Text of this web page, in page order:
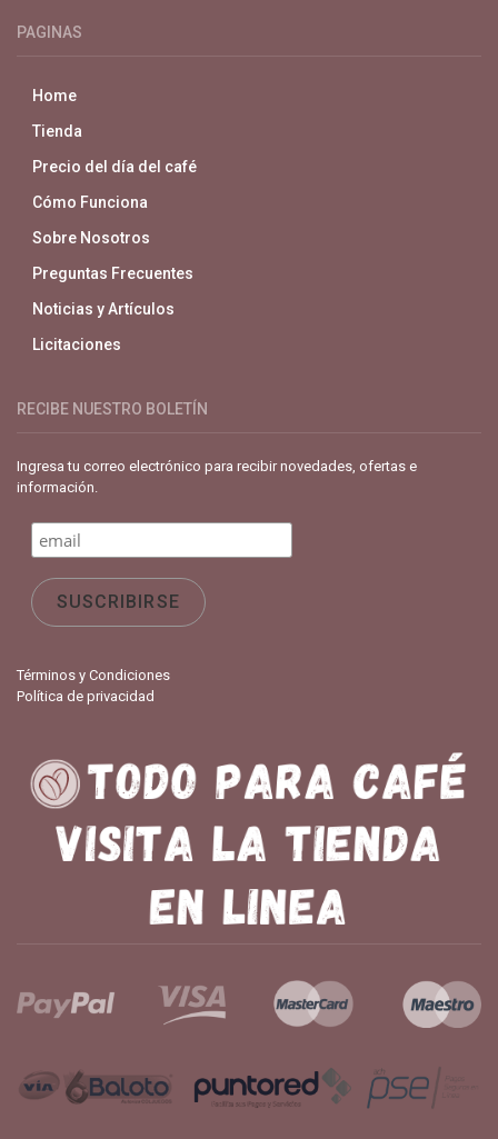
PAGINAS
Home
Tienda
Precio del día del café
Cómo Funciona
Sobre Nosotros
Preguntas Frecuentes
Noticias y Artículos
Licitaciones
RECIBE NUESTRO BOLETÍN
Ingresa tu correo electrónico para recibir novedades, ofertas e
información.
Términos y Condiciones
Política de privacidad